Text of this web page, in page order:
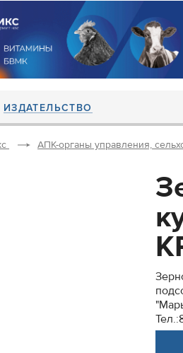
ИЗДАТЕЛЬСТВО
АПК-органы управления,